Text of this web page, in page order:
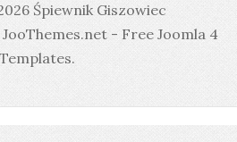
Śpiewnik Giszowiec
- Free Joomla 4
Templates.